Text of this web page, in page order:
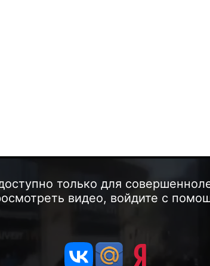
только для
видео, войдите с